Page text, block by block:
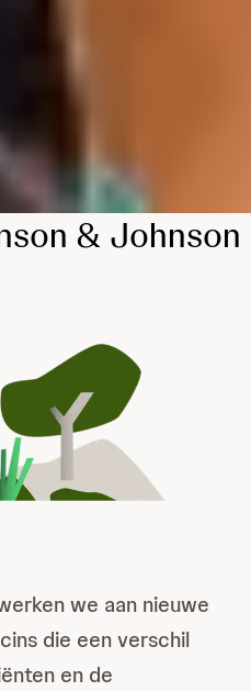
& Johnson
we aan nieuwe
die een verschil
en de